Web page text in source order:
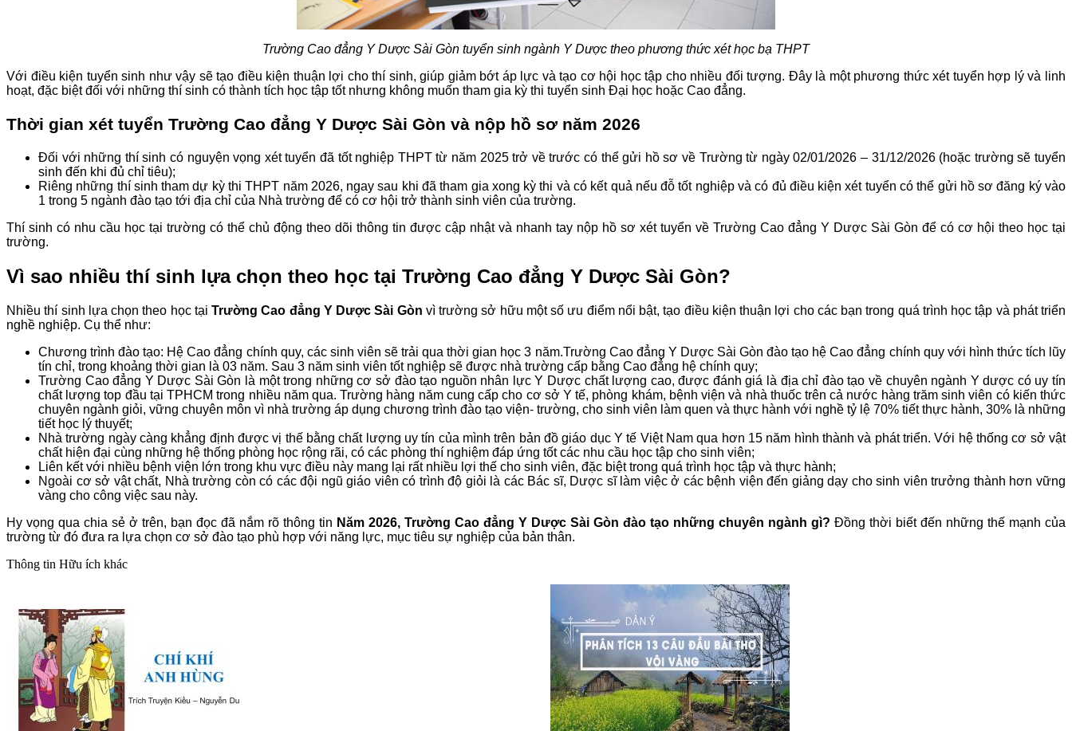
Trường Cao đẳng Y Dược Sài Gòn tuyển sinh ngành Y Dược theo phương thức xét học bạ THPT
Với điều kiện tuyển sinh như vậy sẽ tạo điều kiện thuận lợi cho thí sinh, giúp giảm bớt áp lực và tạo cơ hội học tập cho nhiều đối tượng. Đây là một phương thức xét tuyển hợp lý và linh
hoạt, đặc biệt đối với những thí sinh có thành tích học tập tốt nhưng không muốn tham gia kỳ thi tuyển sinh Đại học hoặc Cao đẳng.
Thời gian xét tuyển Trường Cao đẳng Y Dược Sài Gòn và nộp hồ sơ năm 2026
Đối với những thí sinh có nguyện vọng xét tuyển đã tốt nghiệp THPT từ năm 2025 trở về trước có thể gửi hồ sơ về Trường từ ngày 02/01/2026 – 31/12/2026 (hoặc trường sẽ tuyển
sinh đến khi đủ chỉ tiêu);
Riêng những thí sinh tham dự kỳ thi THPT năm 2026, ngay sau khi đã tham gia xong kỳ thi và có kết quả nếu đỗ tốt nghiệp và có đủ điều kiện xét tuyển có thể gửi hồ sơ đăng ký vào
1 trong 5 ngành đào tạo tới địa chỉ của Nhà trường để có cơ hội trở thành sinh viên của trường.
Thí sinh có nhu cầu học tại trường có thể chủ động theo dõi thông tin được cập nhật và nhanh tay nộp hồ sơ xét tuyển về Trường Cao đẳng Y Dược Sài Gòn để có cơ hội theo học tại
trường.
Vì sao nhiều thí sinh lựa chọn theo học tại Trường Cao đẳng Y Dược Sài Gòn?
Nhiều thí sinh lựa chọn theo học tại Trường Cao đẳng Y Dược Sài Gòn vì trường sở hữu một số ưu điểm nổi bật, tạo điều kiện thuận lợi cho các bạn trong quá trình học tập và phát triển
nghề nghiệp. Cụ thể như:
Chương trình đào tạo: Hệ Cao đẳng chính quy, các sinh viên sẽ trải qua thời gian học 3 năm.Trường Cao đẳng Y Dược Sài Gòn đào tạo hệ Cao đẳng chính quy với hình thức tích lũy
tín chỉ, trong khoảng thời gian là 03 năm. Sau 3 năm sinh viên tốt nghiệp sẽ được nhà trường cấp bằng Cao đẳng hệ chính quy;
Trường Cao đẳng Y Dược Sài Gòn là một trong những cơ sở đào tạo nguồn nhân lực Y Dược chất lượng cao, được đánh giá là địa chỉ đào tạo về chuyên ngành Y dược có uy tín
chất lượng top đầu tại TPHCM trong nhiều năm qua. Trường hàng năm cung cấp cho cơ sở Y tế, phòng khám, bệnh viện và nhà thuốc trên cả nước hàng trăm sinh viên có kiến thức
chuyên ngành giỏi, vững chuyên môn vì nhà trường áp dụng chương trình đào tạo viện- trường, cho sinh viên làm quen và thực hành với nghề tỷ lệ 70% tiết thực hành, 30% là những
tiết học lý thuyết;
Nhà trường ngày càng khẳng định được vị thế bằng chất lượng uy tín của mình trên bản đồ giáo dục Y tế Việt Nam qua hơn 15 năm hình thành và phát triển. Với hệ thống cơ sở vật
chất hiện đại cùng những hệ thống phòng học rộng rãi, có các phòng thí nghiệm đáp ứng tốt các nhu cầu học tập cho sinh viên;
Liên kết với nhiều bệnh viện lớn trong khu vực điều này mang lại rất nhiều lợi thế cho sinh viên, đặc biệt trong quá trình học tập và thực hành;
Ngoài cơ sở vật chất, Nhà trường còn có các đội ngũ giáo viên có trình độ giỏi là các Bác sĩ, Dược sĩ làm việc ở các bệnh viện đến giảng dạy cho sinh viên trưởng thành hơn vững
vàng cho công việc sau này.
Hy vọng qua chia sẻ ở trên, bạn đọc đã nắm rõ thông tin Năm 2026, Trường Cao đẳng Y Dược Sài Gòn đào tạo những chuyên ngành gì? Đồng thời biết đến những thế mạnh của
trường từ đó đưa ra lựa chọn cơ sở đào tạo phù hợp với năng lực, mục tiêu sự nghiệp của bản thân.
Thông tin Hữu ích khác